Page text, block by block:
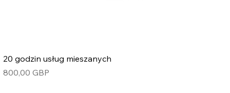
20 godzin usług mieszanych
Cena
800,00 GBP